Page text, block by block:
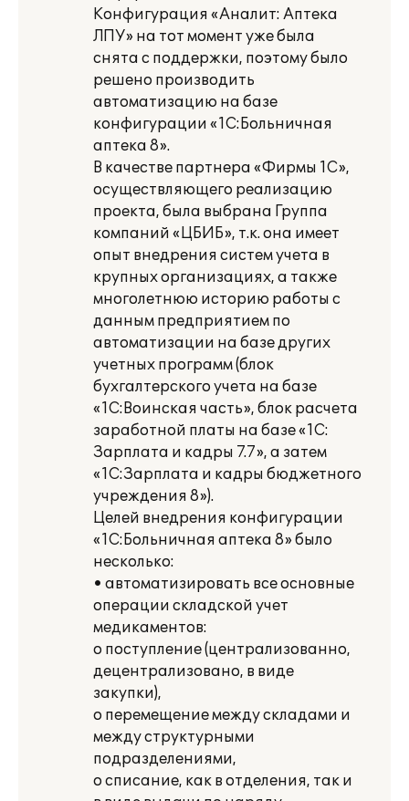
Конфигурация «Аналит: Аптека
ЛПУ» на тот момент уже была
снята с поддержки, поэтому было
решено производить
автоматизацию на базе
конфигурации «1С:Больничная
аптека 8».
В качестве партнера «Фирмы 1С»,
осуществляющего реализацию
проекта, была выбрана Группа
компаний «ЦБИБ», т.к. она имеет
опыт внедрения систем учета в
крупных организациях, а также
многолетнюю историю работы с
данным предприятием по
автоматизации на базе других
учетных программ (блок
бухгалтерского учета на базе
«1С:Воинская часть», блок расчета
заработной платы на базе «1С:
Зарплата и кадры 7.7», а затем
«1С:Зарплата и кадры бюджетного
учреждения 8»).
Целей внедрения конфигурации
«1С:Больничная аптека 8» было
несколько:
• автоматизировать все основные
операции складской учет
медикаментов:
o поступление (централизованно,
децентрализовано, в виде
закупки),
o перемещение между складами и
между структурными
подразделениями,
o списание, как в отделения, так и